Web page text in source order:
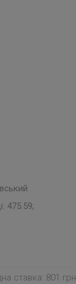
475.59;
ставка: 801 грн